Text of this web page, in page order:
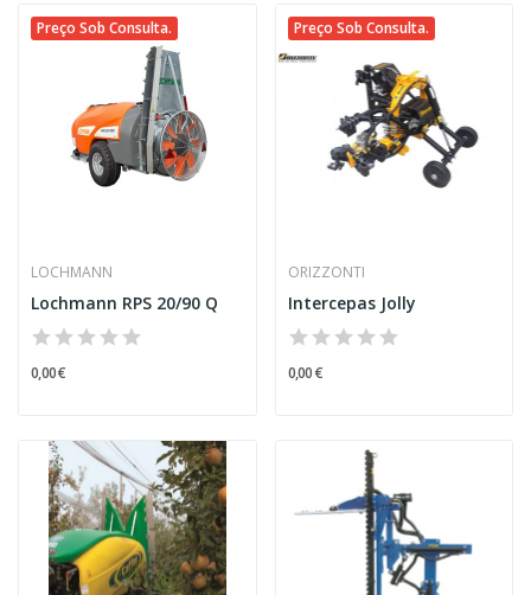
Preço Sob Consulta.
LOCHMANN
Lochmann RPS 20/90 Q
0,00 €
Preço Sob Consulta.
ORIZZONTI
Intercepas Jolly
0,00 €